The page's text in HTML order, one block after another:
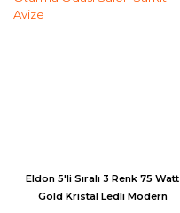
Eldon 5'li Sıralı 3 Renk 75 Watt
Gold Kristal Ledli Modern